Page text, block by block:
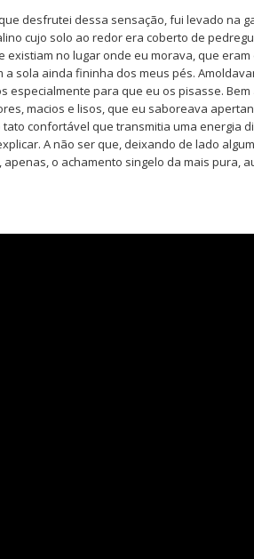
desfrutei dessa sensação, fui levado na
cujo solo ao redor era coberto de
existiam no lugar onde eu morava, que
a sola ainda fininha dos meus pés.
especialmente para que eu os pisasse.
macios e lisos, que eu saboreava
confortável que transmitia uma energia
A não ser que, deixando de lado
o achamento singelo da mais pura,